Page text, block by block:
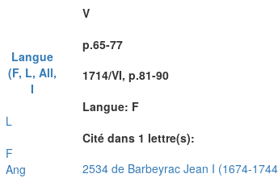
Langue
(F, L, All,
I
L
F
Ang
V
p.65-77
1714/VI, p.81-90
Langue: F
Cité dans 1 lettre(s):
2534 de Barbeyrac Jean I (1674-